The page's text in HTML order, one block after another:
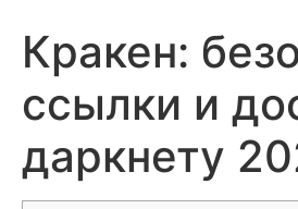
Кракен:
ссылки и
даркнету